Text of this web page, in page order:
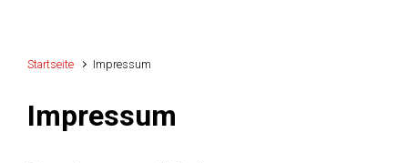
Startseite Impressum
Impressum